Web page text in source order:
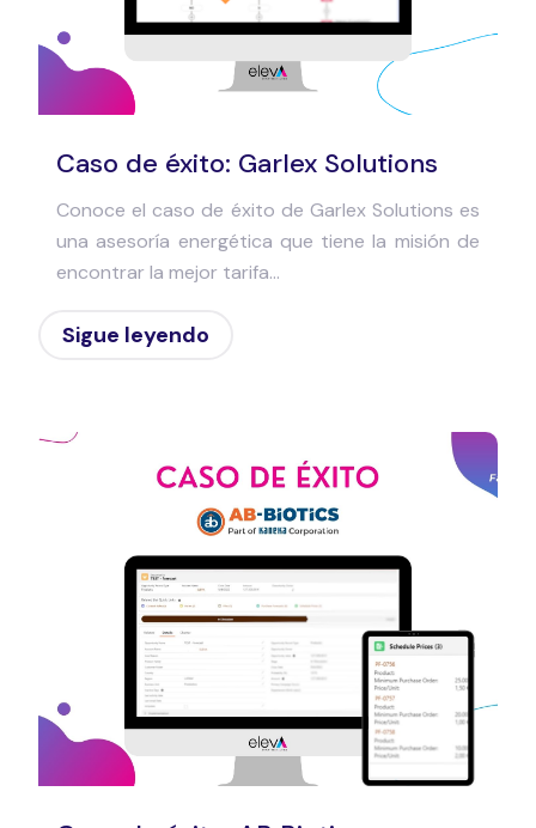
Caso de éxito: Garlex Solutions
Conoce el caso de éxito de Garlex Solutions es
una asesoría energética que tiene la misión de
encontrar la mejor tarifa...
Sigue leyendo